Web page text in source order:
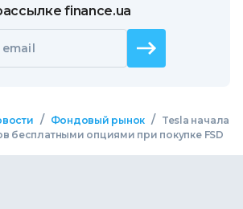
finance.ua
/ Фондовый рынок /
Tesla начала
бесплатными опциями при покупке FSD